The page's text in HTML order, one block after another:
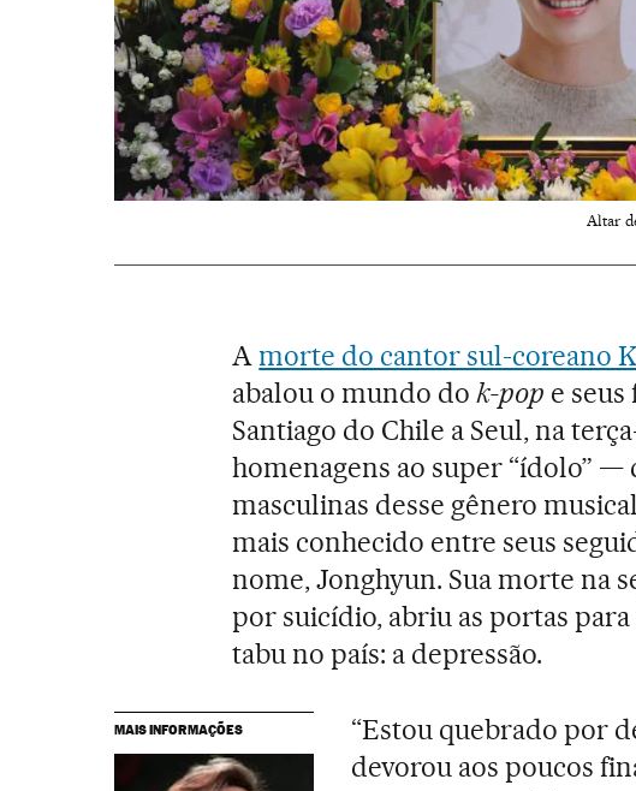
Altar
Amorte do cantor sul-coreano
abalou o mundo do k-pop e
Santiago do Chile a Seul, na
homenagens ao super “ídolo” —
masculinas desse gênero
mais conhecido entre seus
nome, Jonghyun. Sua morte na
por suicídio, abriu as portas
tabu no país: a depressão.
MAIS INFORMAÇÕES
“Estou quebrado por
devorou aos poucos